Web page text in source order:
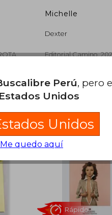
S/ 68,70
Michelle
Dexter
Editorial Camino,
40%
dcto.
Perú, pero
Estados Unidos
Unidos
Me quedo aquí